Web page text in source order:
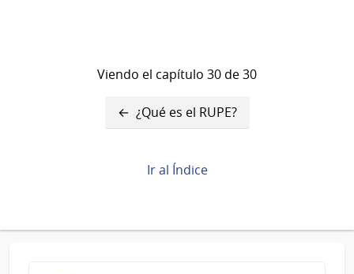
Viendo el capítulo 30 de 30
transversales
para
¿Qué es el RUPE?
Ir al Índice